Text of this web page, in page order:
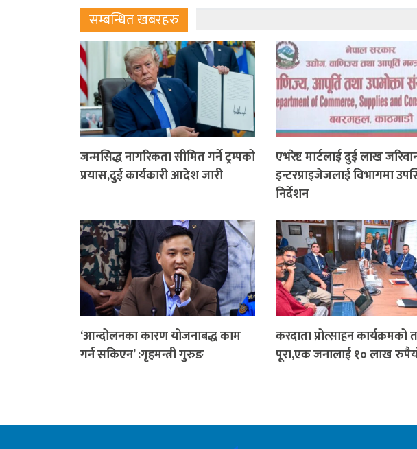
सम्बन्धित खबरहरु
जन्मसिद्ध नागरिकता सीमित गर्ने ट्रम्पको
प्रयास,दुई कार्यकारी आदेश जारी
एभरेष्ट मार्टलाई दुई लाख
इन्टरप्राइजेजलाई विभागमा
निर्देशन
‘आन्दोलनका कारण योजनाबद्ध काम
गर्न सकिएन’ :गृहमन्त्री गुरुङ
करदाता प्रोत्साहन कार्यक्रमको
पूरा,एक जनालाई १० लाख